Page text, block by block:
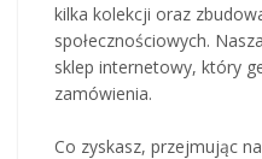
kilka kolekcji oraz
społecznościowych.
sklep internetowy, który
zamówienia.
Co zyskasz, przejmując